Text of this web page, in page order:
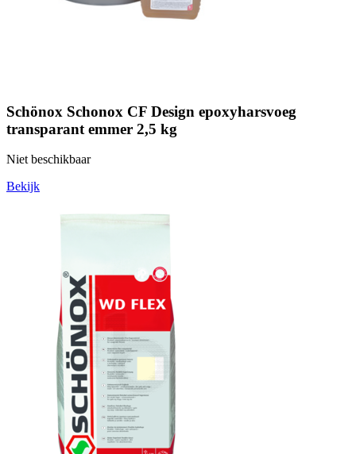
Schönox Schonox CF Design epoxyharsvoeg
transparant emmer 2,5 kg
Niet beschikbaar
Bekijk